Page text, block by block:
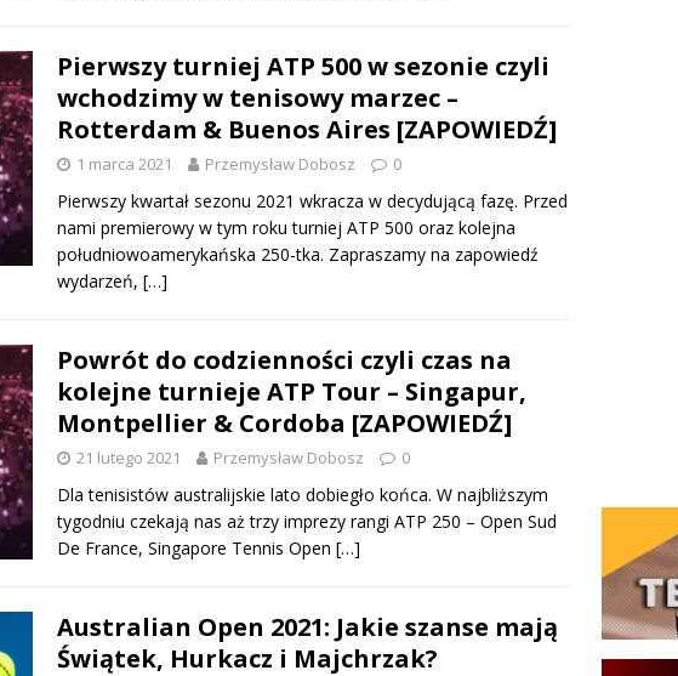
Pierwszy turniej ATP 500 w sezonie czyli
wchodzimy w tenisowy marzec –
Rotterdam & Buenos Aires [ZAPOWIEDŹ]
1 marca 2021 Przemysław Dobosz 0
Pierwszy kwartał sezonu 2021 wkracza w decydującą fazę. Przed
nami premierowy w tym roku turniej ATP 500 oraz kolejna
południowoamerykańska 250-tka. Zapraszamy na zapowiedź
wydarzeń, […]
Powrót do codzienności czyli czas na
kolejne turnieje ATP Tour – Singapur,
Montpellier & Cordoba [ZAPOWIEDŹ]
21 lutego 2021 Przemysław Dobosz 0
Dla tenisistów australijskie lato dobiegło końca. W najbliższym
tygodniu czekają nas aż trzy imprezy rangi ATP 250 – Open Sud
De France, Singapore Tennis Open […]
Australian Open 2021: Jakie szanse mają
Świątek, Hurkacz i Majchrzak?